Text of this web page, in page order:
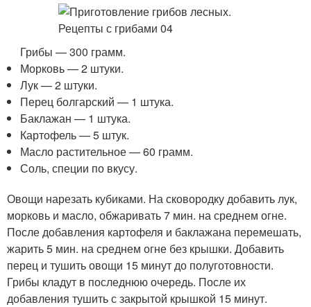
Грибы — 300 грамм.
Морковь — 2 штуки.
Лук — 2 штуки.
Перец болгарский — 1 штука.
Баклажан — 1 штука.
Картофель — 5 штук.
Масло растительное — 60 грамм.
Соль, специи по вкусу.
Овощи нарезать кубиками. На сковородку добавить лук,
морковь и масло, обжаривать 7 мин. на среднем огне.
После добавления картофеля и баклажана перемешать,
жарить 5 мин. на среднем огне без крышки. Добавить
перец и тушить овощи 15 минут до полуготовности.
Грибы кладут в последнюю очередь. После их
добавления тушить с закрытой крышкой 15 минут.